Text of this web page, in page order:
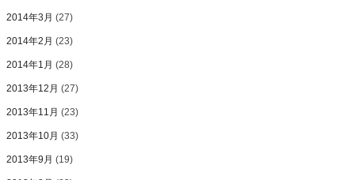
2014年3月 (27)
2014年2月 (23)
2014年1月 (28)
2013年12月 (27)
2013年11月 (23)
2013年10月 (33)
2013年9月 (19)